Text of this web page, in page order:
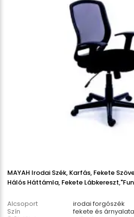
MAYAH Irodai Szék, Karfás, Fekete
Hálós Háttámla, Fekete
Alcsoport
irodai forgószék
Szín
fekete és